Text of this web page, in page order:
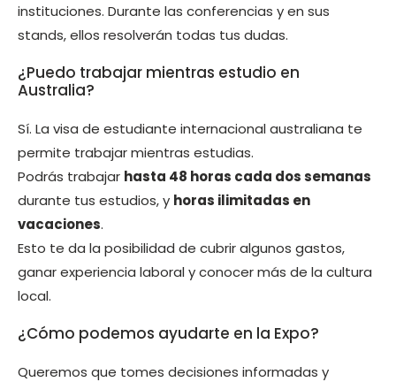
instituciones. Durante las conferencias y en sus
stands, ellos resolverán todas tus dudas.
¿Puedo trabajar mientras estudio en
Australia?
Sí. La visa de estudiante internacional australiana te
permite trabajar mientras estudias.
Podrás trabajar hasta 48 horas cada dos semanas
durante tus estudios, y horas ilimitadas en
vacaciones.
Esto te da la posibilidad de cubrir algunos gastos,
ganar experiencia laboral y conocer más de la cultura
local.
¿Cómo podemos ayudarte en la Expo?
Queremos que tomes decisiones informadas y